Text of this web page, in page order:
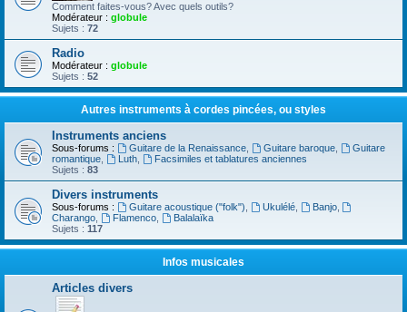
Comment faites-vous? Avec quels outils?
Modérateur : globule
Sujets : 72
Radio
Modérateur : globule
Sujets : 52
Autres instruments à cordes pincées, ou styles
Instruments anciens
Sous-forums : Guitare de la Renaissance, Guitare baroque,
Guitare
romantique
Luth,
Facsimiles et tablatures anciennes
Sujets : 83
Divers instruments
Sous-forums : Guitare acoustique ("folk") Ukulélé, Banjo,
Charango
Flamenco,
Balalaïka
Sujets : 117
Infos musicales
Articles divers